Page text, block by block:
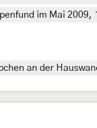
im Mai
an der